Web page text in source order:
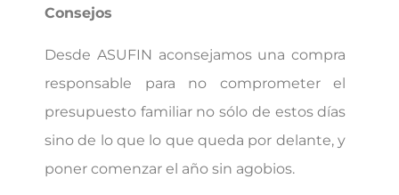
Consejos
Desde ASUFIN aconsejamos una compra
responsable para no comprometer el
presupuesto familiar no sólo de estos días
sino de lo que lo que queda por delante, y
poner comenzar el año sin agobios.